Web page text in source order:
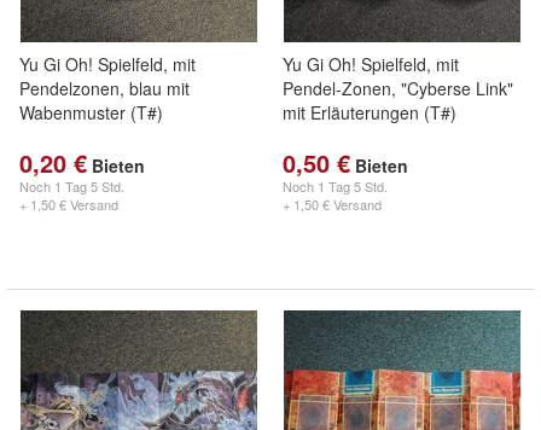
Yu Gi Oh! Spielfeld, mit
Pendelzonen, blau mit
Wabenmuster (T#)
0,20 € Bieten
Noch 1 Tag 5 Std.
+ 1,50 € Versand
Yu Gi Oh! Spielfeld, mit
Pendel-Zonen, "Cyberse Link"
mit Erläuterungen (T#)
0,50 € Bieten
Noch 1 Tag 5 Std.
+ 1,50 € Versand